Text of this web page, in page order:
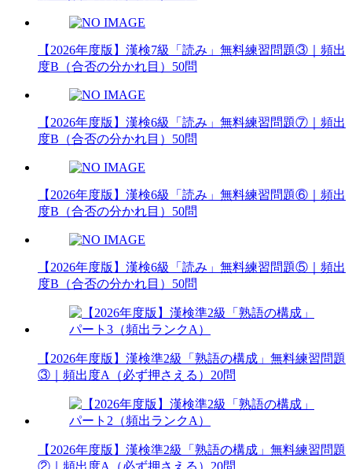
【2026年度版】漢検7級「読み」無料練習問題③｜頻出
度B（合否の分かれ目）50問
【2026年度版】漢検6級「読み」無料練習問題⑦｜頻出
度B（合否の分かれ目）50問
【2026年度版】漢検6級「読み」無料練習問題⑥｜頻出
度B（合否の分かれ目）50問
【2026年度版】漢検6級「読み」無料練習問題⑤｜頻出
度B（合否の分かれ目）50問
【2026年度版】漢検準2級「熟語の構成」無料練習問題
③｜頻出度A（必ず押さえる）20問
【2026年度版】漢検準2級「熟語の構成」無料練習問題